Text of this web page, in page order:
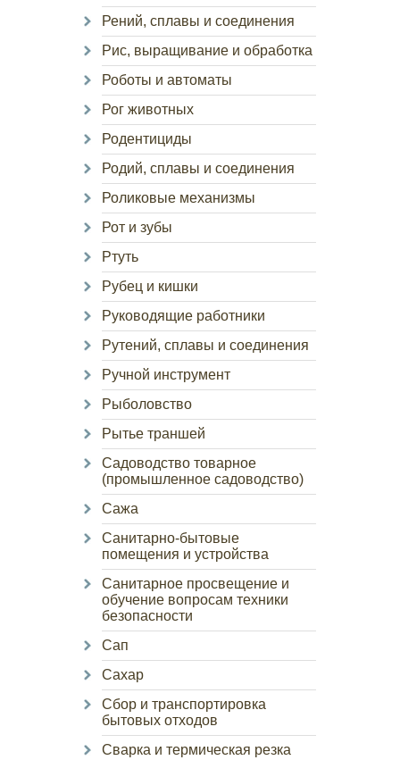
Рений, сплавы и соединения
Рис, выращивание и обработка
Роботы и автоматы
Рог животных
Родентициды
Родий, сплавы и соединения
Роликовые механизмы
Рот и зубы
Ртуть
Рубец и кишки
Руководящие работники
Рутений, сплавы и соединения
Ручной инструмент
Рыболовство
Рытье траншей
Садоводство товарное
(промышленное садоводство)
Сажа
Санитарно-бытовые
помещения и устройства
Санитарное просвещение и
обучение вопросам техники
безопасности
Сап
Сахар
Сбор и транспортировка
бытовых отходов
Сварка и термическая резка